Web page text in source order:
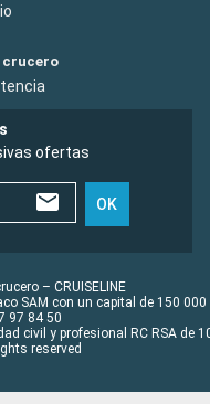
crucero
ofertas
OK
– CRUISELINE
SAM con un capital de 150 000
97 84 50
civil y profesional RC RSA de
reserved